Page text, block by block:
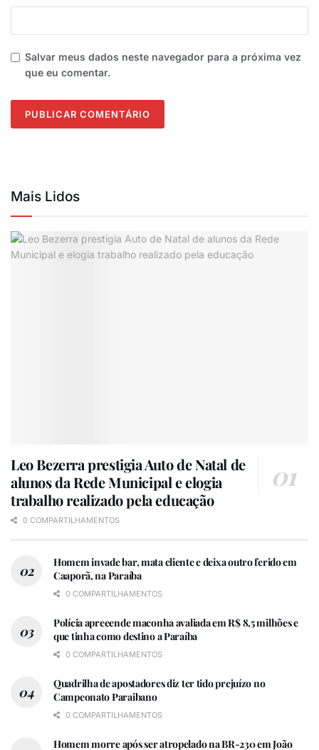
Salvar meus dados neste navegador para a próxima vez
que eu comentar.
Mais Lidos
Leo Bezerra prestigia Auto de Natal de
alunos da Rede Municipal e elogia
trabalho realizado pela educação
0 COMPARTILHAMENTOS
Homem invade bar, mata cliente e deixa outro ferido em
Caaporã, na Paraíba
0 COMPARTILHAMENTOS
Polícia apreeende maconha avaliada em R$ 8,5 milhões e
que tinha como destino a Paraíba
0 COMPARTILHAMENTOS
Quadrilha de apostadores diz ter tido prejuízo no
Campeonato Paraibano
0 COMPARTILHAMENTOS
Homem morre após ser atropelado na BR-230 em João